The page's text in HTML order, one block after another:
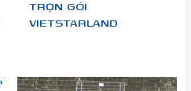
TRỌN GÓI
VIETSTARLAND